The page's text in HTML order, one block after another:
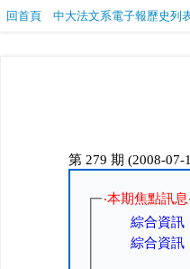
回首頁 中大法文系電子報歷史列